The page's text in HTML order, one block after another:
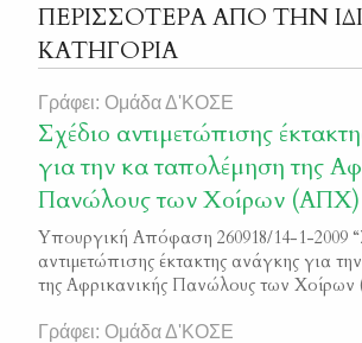
ΠΕΡΙΣΣΟΤΕΡΑ ΑΠΟ ΤΗΝ
ΚΑΤΗΓΟΡΙΑ
Γράφει: Ομάδα Δ'ΚΟΣΕ
Σχέδιο αντιμετώπισης
για την κα ταπολέμηση της
Πανώλους των Χοίρων (ΑΠΧ)
Υπουργική Απόφαση 260918/14-1-2009
αντιμετώπισης έκτακτης ανάγκης για
της Αφρικανικής Πανώλους των
Γράφει: Ομάδα Δ'ΚΟΣΕ